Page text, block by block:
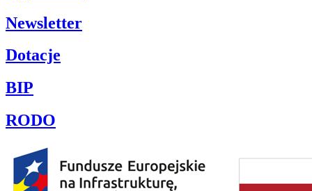
Newsletter
Dotacje
BIP
RODO